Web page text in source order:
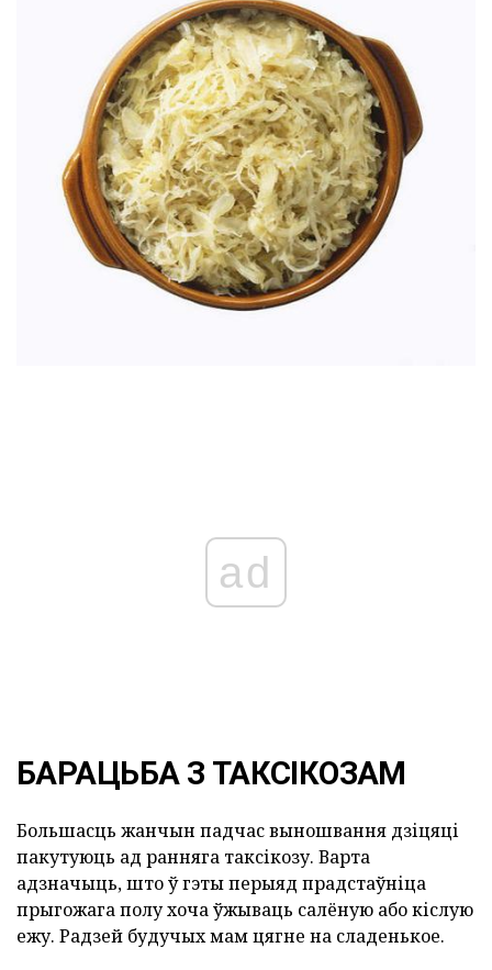
ad
БАРАЦЬБА З ТАКСІКОЗАМ
Большасць жанчын падчас выношвання дзіцяці
пакутуюць ад ранняга таксікозу. Варта
адзначыць, што ў гэты перыяд прадстаўніца
прыгожага полу хоча ўжываць салёную або кіслую
ежу. Радзей будучых мам цягне на сладенькое.